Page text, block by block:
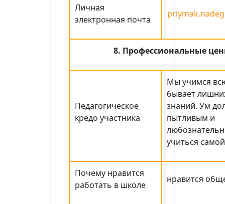
Личная
электронная почта
8. Профессиональные
Педагогическое
кредо участника
Мы учимся
бывает
знаний. Ум
пытливым и
учиться
Почему нравится
работать в школе
нравится